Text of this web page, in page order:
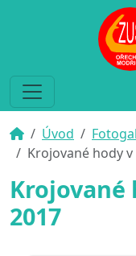
Úvod
Krojované hody
Krojované
2017